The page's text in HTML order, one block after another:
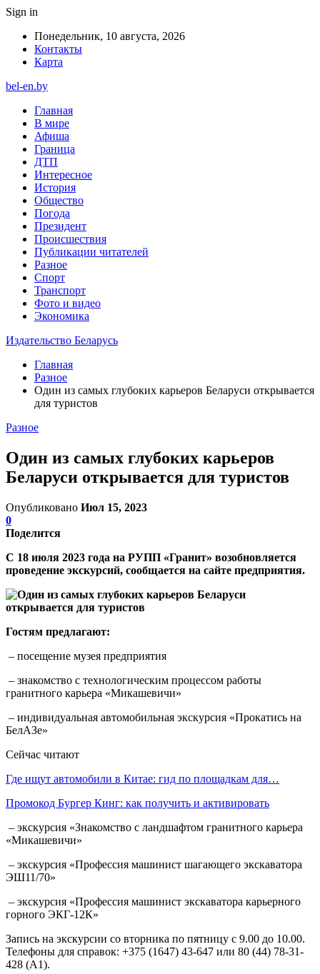
Sign in
Понедельник, 10 августа, 2026
Контакты
Карта
bel-en.by
Главная
В мире
Афиша
Граница
ДТП
Интересное
История
Общество
Погода
Президент
Происшествия
Публикации читателей
Разное
Спорт
Транспорт
Фото и видео
Экономика
Издательство Беларусь
Главная
Разное
Один из самых глубоких карьеров Беларуси открывается
для туристов
Разное
Один из самых глубоких карьеров
Беларуси открывается для туристов
Опубликовано Июл 15, 2023
0
Поделится
С 18 июля 2023 года на РУПП «Гранит» возобновляется
проведение экскурсий, сообщается на сайте предприятия.
Гостям предлагают:
– посещение музея предприятия
– знакомство с технологическим процессом работы
гранитного карьера «Микашевичи»
– индивидуальная автомобильная экскурсия «Прокатись на
БелАЗе»
Сейчас читают
Где ищут автомобили в Китае: гид по площадкам для…
Промокод Бургер Кинг: как получить и активировать
– экскурсия «Знакомство с ландшафтом гранитного карьера
«Микашевичи»
– экскурсия «Профессия машинист шагающего экскаватора
ЭШ11/70»
– экскурсия «Профессия машинист экскаватора карьерного
горного ЭКГ-12К»
Запись на экскурсии со вторника по пятницу с 9.00 до 10.00.
Телефоны для справок: +375 (1647) 43-647 или 80 (44) 78-31-
428 (А1).